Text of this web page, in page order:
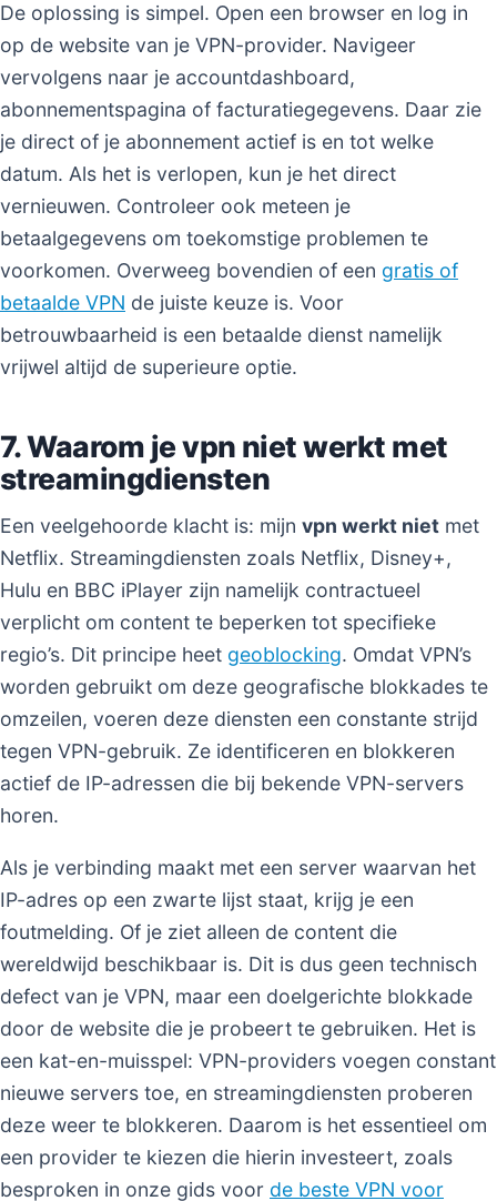
De oplossing is simpel. Open een browser en log in
op de website van je VPN-provider. Navigeer
vervolgens naar je accountdashboard,
abonnementspagina of facturatiegegevens. Daar zie
je direct of je abonnement actief is en tot welke
datum. Als het is verlopen, kun je het direct
vernieuwen. Controleer ook meteen je
betaalgegevens om toekomstige problemen te
voorkomen. Overweeg bovendien of een gratis of
betaalde VPN de juiste keuze is. Voor
betrouwbaarheid is een betaalde dienst namelijk
vrijwel altijd de superieure optie.
7. Waarom je vpn niet werkt met
streamingdiensten
Een veelgehoorde klacht is: mijn vpn werkt niet met
Netflix. Streamingdiensten zoals Netflix, Disney+,
Hulu en BBC iPlayer zijn namelijk contractueel
verplicht om content te beperken tot specifieke
regio’s. Dit principe heet geoblocking. Omdat VPN’s
worden gebruikt om deze geografische blokkades te
omzeilen, voeren deze diensten een constante strijd
tegen VPN-gebruik. Ze identificeren en blokkeren
actief de IP-adressen die bij bekende VPN-servers
horen.
Als je verbinding maakt met een server waarvan het
IP-adres op een zwarte lijst staat, krijg je een
foutmelding. Of je ziet alleen de content die
wereldwijd beschikbaar is. Dit is dus geen technisch
defect van je VPN, maar een doelgerichte blokkade
door de website die je probeert te gebruiken. Het is
een kat-en-muisspel: VPN-providers voegen constant
nieuwe servers toe, en streamingdiensten proberen
deze weer te blokkeren. Daarom is het essentieel om
een provider te kiezen die hierin investeert, zoals
besproken in onze gids voor de beste VPN voor